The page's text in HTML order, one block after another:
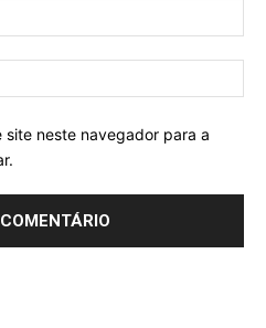
site neste navegador para a